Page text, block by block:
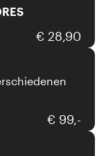
€ 28,90
Baobab
€ 99,-
Remember